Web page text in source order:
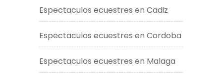
Espectaculos ecuestres en Cadiz
Espectaculos ecuestres en Cordoba
Espectaculos ecuestres en Malaga